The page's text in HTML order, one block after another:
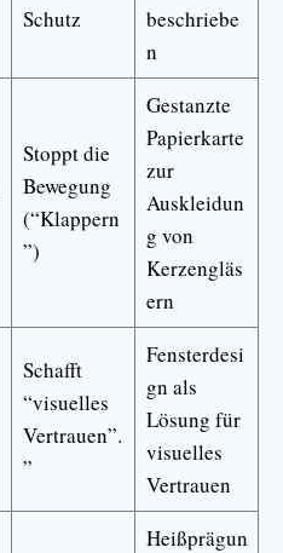
Schutz
beschriebe
n
Stoppt die
Bewegung
(“Klappern
”)
Gestanzte
Papierkarte
zur
Auskleidun
g von
Kerzengläs
ern
Schafft
“visuelles
Vertrauen”.
”
Fensterdesi
gn als
Lösung für
visuelles
Vertrauen
Heißprägun